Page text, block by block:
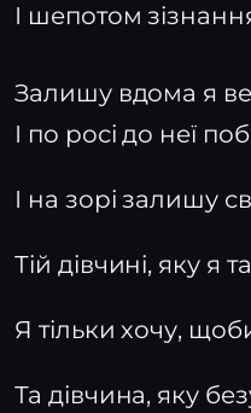
І шепотом
Залишу вдома я
І по росі до неї
І на зорі залишу
Тій дівчині, яку я
Я тільки хочу,
Та дівчина, яку